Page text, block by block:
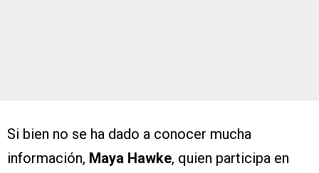
Si bien no se ha dado a conocer mucha
información, Maya Hawke, quien participa en